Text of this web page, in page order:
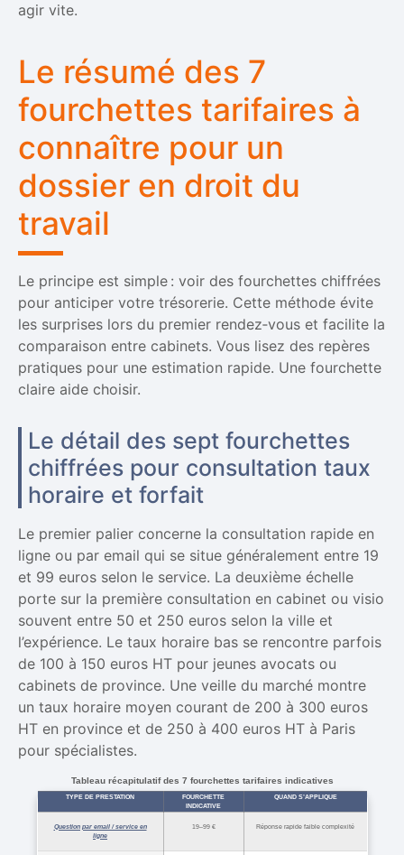
agir vite.
Le résumé des 7
fourchettes tarifaires à
connaître pour un
dossier en droit du
travail
Le principe est simple : voir des fourchettes chiffrées
pour anticiper votre trésorerie. Cette méthode évite
les surprises lors du premier rendez‑vous et facilite la
comparaison entre cabinets. Vous lisez des repères
pratiques pour une estimation rapide. Une fourchette
claire aide choisir.
Le détail des sept fourchettes
chiffrées pour consultation taux
horaire et forfait
Le premier palier concerne la consultation rapide en
ligne ou par email qui se situe généralement entre 19
et 99 euros selon le service. La deuxième échelle
porte sur la première consultation en cabinet ou visio
souvent entre 50 et 250 euros selon la ville et
l’expérience. Le taux horaire bas se rencontre parfois
de 100 à 150 euros HT pour jeunes avocats ou
cabinets de province. Une veille du marché montre
un taux horaire moyen courant de 200 à 300 euros
HT en province et de 250 à 400 euros HT à Paris
pour spécialistes.
Tableau récapitulatif des 7 fourchettes tarifaires indicatives
TYPE DE PRESTATION
FOURCHETTE
INDICATIVE
QUAND S’APPLIQUE
Question par email / service en
ligne
19–99 € Réponse rapide faible complexité